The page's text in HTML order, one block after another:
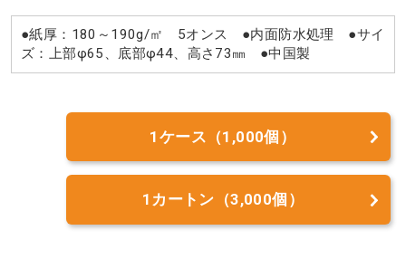
●紙厚：180～190g/㎡ 5オンス ●内面防水処理 ●サイ
ズ：上部φ65、底部φ44、高さ73㎜ ●中国製
1ケース（1,000個）
1カートン（3,000個）